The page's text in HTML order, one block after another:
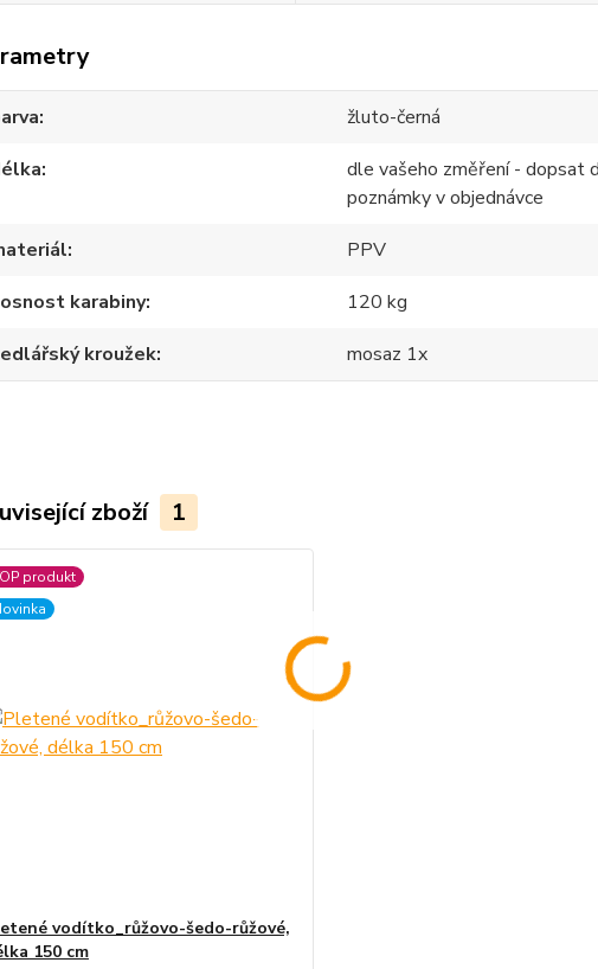
žluto-černá
dle vašeho změření - dopsat
poznámky v objednávce
PPV
karabiny
120 kg
kroužek
mosaz 1x
zboží 1
produkt
vodítko_růžovo-šedo-růžové,
150 cm